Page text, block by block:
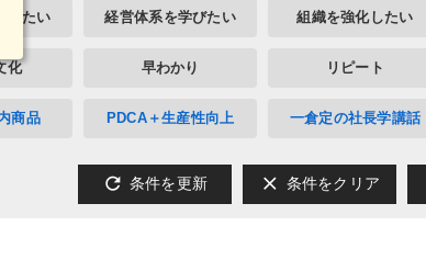
いたい 経営体系を学びたい 組織を強化したい
化 早わかり リピート
商品 PDCA＋生産性向上 一倉定の社長学講話
refresh 条件を更新 clear 条件をクリア